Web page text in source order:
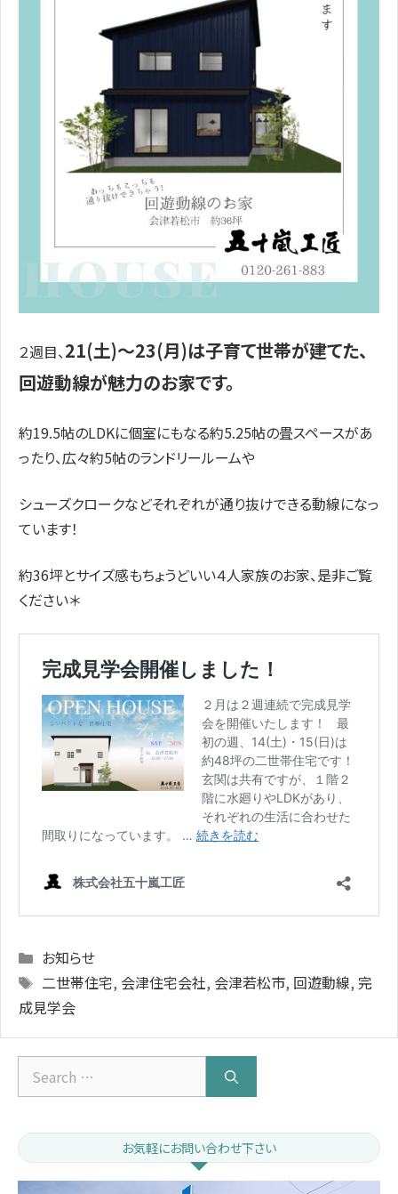
２週目、21(土)～23(月)は子育て世帯が建てた、
回遊動線が魅力のお家です。
約19.5帖のLDKに個室にもなる約5.25帖の畳スペースがあ
ったり、広々約5帖のランドリールームや
シューズクロークなどそれぞれが通り抜けできる動線になっ
ています！
約36坪とサイズ感もちょうどいい４人家族のお家、是非ご覧
ください＊
Categories
お知らせ
Tags
二世帯住宅, 会津住宅会社, 会津若松市, 回遊動線, 完
成見学会
Search
for:
お気軽にお問い合わせ下さい